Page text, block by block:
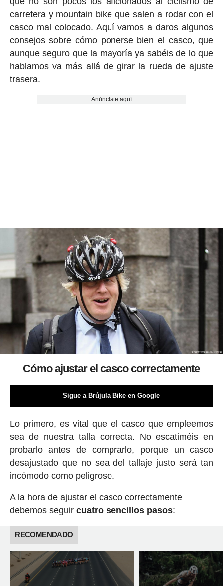
carretera y mountain bike que salen a rodar con el
casco mal colocado. Aquí vamos a daros algunos
consejos sobre cómo ponerse bien el casco, que
aunque seguro que la mayoría ya sabéis de lo que
hablamos va más allá de girar la rueda de ajuste
trasera.
Anúnciate aquí
Cómo ajustar el casco correctamente
Sigue a Brújula Bike en Google
Lo primero, es vital que el casco que empleemos
sea de nuestra talla correcta. No escatiméis en
probarlo antes de comprarlo, porque un casco
desajustado que no sea del tallaje justo será tan
incómodo como peligroso.
A la hora de ajustar el casco correctamente
debemos seguircuatro sencillos pasos:
RECOMENDADO